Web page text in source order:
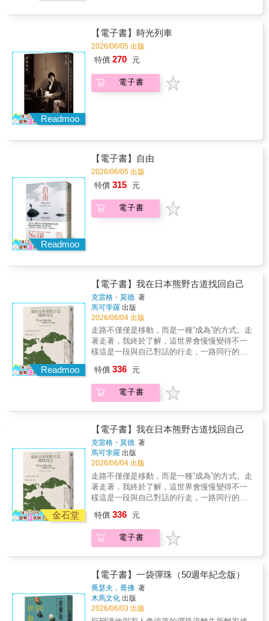
我想這就是閱讀最迷人之處——一本書離開書
架之後，進入不同人的生命，在各自的處境裡
被重新理解、重新感受。作者寫下的是故事，
而讀者眼中的，往往是自己的人生。」——賴
欣宜，洪雅書房店員「人真的有辦法讀懂任何
一本書嗎？我覺得即便已經讀完《無二之
像丟進平靜水面的石頭，水面上的漣漪並不會
波紋。水波紋有什麼用呢？不曉得，但是在過
去的某個時間點，翻開書籍的時候就是投下石
頭的瞬間。不論是愛麗絲的《希奧》之於他的
個人可以完全閱讀到作者寫出來的原始故事，
也不是所有人都能夠為此感受到深刻的體悟，
的人手中流轉，它化身一盞照亮迷途的燈，以
無可取代的方式回應他們的處境。這是一首獻
給小說治癒力量的動人頌歌，它將深深烙印在
讀者心中，如同書中那部虛構小說永遠留在角
色們的生命裡。」——Marie Benedict，《私人
圖書館員》作者「我深深愛上這顆精緻奪目的
寶藏小說。這是一次極其滿足、獨一無二的閱
讀體驗。如果你熱愛閱讀，我相信你也會對這
本書著迷！」——Liane Moriarty，《紐約時
鍊的文筆，《無二之書》優美地探索了那些拯
救我們的連結、形塑我們的創傷，以及文字與
故事治癒心靈的力量。憑藉著精準的描繪以及
部充滿力量與優雅的作品，將徹底動搖並重塑
讀者的內心。這是一部格局宏大、充滿智慧且
壯麗的小說。」——Marjan Kamali，暢銷書
《德黑蘭文具店》作者「看著《無二之書》中
各個獨立的篇章跨越時空、交織出如此精采的
故事，真是一件無比令人愉悅的事。當一位作
家因哥哥的悲劇悲傷，進而點燃了她一直渴望
軌跡，完全超乎我們的想像。我太愛這個情節
賦予『閱讀』本身的巨大力量了——那是我們
生命中多麼珍貴且至關重要的體驗。」——
《無二之書》是一封美麗而動人的情書，獻給
故事的救贖力量以及它在讀者心中留下的深刻
印記。包曼斯特是一位力量強大的說書人，她
編織了一個精彩絕倫的敘事，同時勾勒出一幅
幅令人讚嘆的角色肖像。」—— Kim Michele
Readmoo
【電子書】時光列車
2026/06/05 出版
特價 270 元
電子書
Readmoo
【電子書】自由
2026/06/05 出版
特價 315 元
電子書
Readmoo
【電子書】我在日本熊野古道找回自己
克雷格・莫德 著
馬可孛羅 出版
2026/06/04 出版
走路不僅僅是移動，而是一種”成為”的方式。走
著走著，我終於了解，這世界會慢慢變得不一
樣這是一段與自己對話的行走，一路同行的，
友。走著，走著，它讓孤獨變得清晰，讓記憶
變得更具意義!!! ★《柯克斯書評》2025年度最
佳選書★《史密森尼雜誌》2025年度十大非虛
近？是紀伊路還是伊勢路？如果這是一場滿懷
悲憫的朝聖巡禮，那麼哪條路都不算太遠。
2021年五月，這個時間點，蠻合適讓我重新思
考那些幾乎被忽視一輩子的事情，而除了讓雙
腳走動起來，我不知道還有其他什麼更好的方
法。——有些旅行，不是為了抵達，而是為了
在漫漫路途上，慢慢學會與不在身邊的人同
行。作者以步行穿越日本的街道與山徑，記錄
時間如何在身體裡沉澱，也記錄失去如何悄悄
——因為那個曾經並肩偕行的人，如今僅能靜
靜留在記憶之中。這是一本非典型的旅遊書，
儘管它記錄了作者橫跨日本紀伊半島、長達數
百公里熊野古道的徒步旅程。這也是一封寫給B
的長信，一場關於記憶、哀悼與轉化的深刻儀
式。故事從 1889 年紀伊半島的一場毀滅性大颱
風說起。那場洪水沖毀了熊野本宮大社的鳥
居，聖土化為泥濘，彷彿世界末日。作者克雷
特價 336 元
電子書
金石堂
【電子書】我在日本熊野古道找回自己
克雷格・莫德 著
馬可孛羅 出版
2026/06/04 出版
走路不僅僅是移動，而是一種”成為”的方式。走
著走著，我終於了解，這世界會慢慢變得不一
樣這是一段與自己對話的行走，一路同行的，
友。走著，走著，它讓孤獨變得清晰，讓記憶
變得更具意義!!! ★《柯克斯書評》2025年度最
佳選書★《史密森尼雜誌》2025年度十大非虛
近？是紀伊路還是伊勢路？如果這是一場滿懷
悲憫的朝聖巡禮，那麼哪條路都不算太遠。
2021年五月，這個時間點，蠻合適讓我重新思
考那些幾乎被忽視一輩子的事情，而除了讓雙
腳走動起來，我不知道還有其他什麼更好的方
特價 336 元
電子書
【電子書】一袋彈珠（50週年紀念版）
喬瑟夫．喬佛 著
木馬文化 出版
2026/06/03 出版